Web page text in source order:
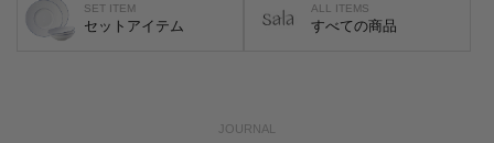
SET ITEM
セットアイテム
ALL ITEMS
すべての商品
JOURNAL